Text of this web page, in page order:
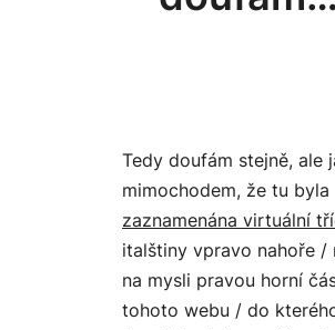
Tedy doufám stejně, ale
mimochodem, že tu byla
zaznamenána virtuální
italštiny vpravo nahoře /
na mysli pravou horní
tohoto webu / do